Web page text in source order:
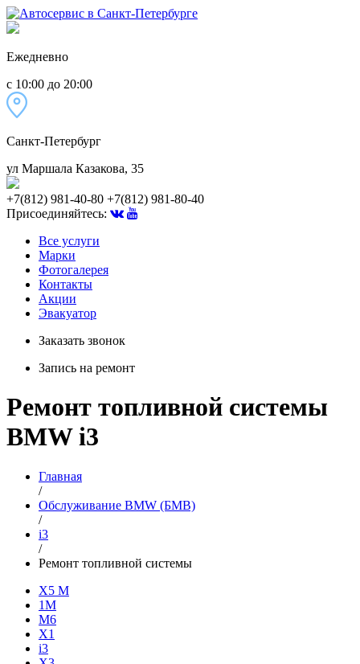
Ежедневно
с 10:00 до 20:00
Санкт-Петербург
ул Маршала Казакова, 35
+7(812) 981-40-80 +7(812) 981-80-40
Присоединяйтесь:
Все услуги
Марки
Фотогалерея
Контакты
Акции
Эвакуатор
Заказать звонок
Запись на ремонт
Ремонт топливной системы
BMW i3
Главная
/
Обслуживание BMW (БМВ)
/
i3
/
Ремонт топливной системы
X5 M
1M
M6
X1
i3